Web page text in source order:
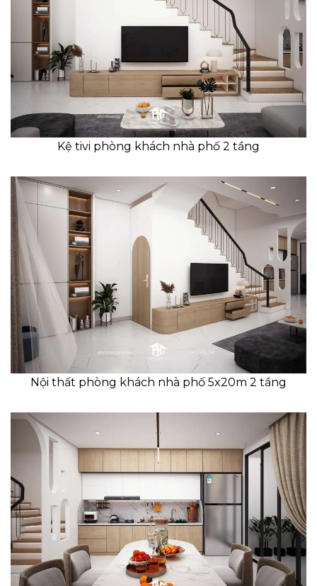
Kệ tivi phòng khách nhà phố 2 tầng
Nội thất phòng khách nhà phố 5x20m 2 tầng